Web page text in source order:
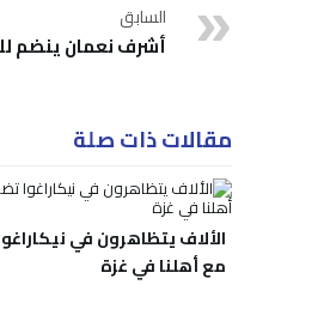
السابق
أشرف نعمان ينضم
مقالات ذات صلة
الألاف يتظاهرون في
مع أهلنا في غزة